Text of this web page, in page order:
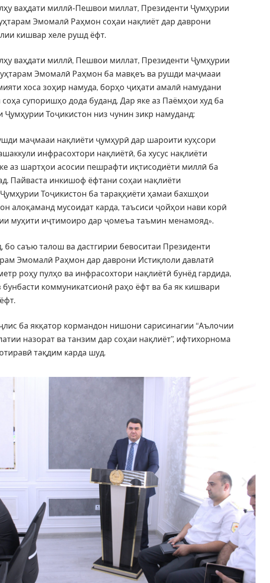
ваҳдати миллӣ-Пешвои миллат, Президенти Ҷумҳурии
Эмомалӣ Раҳмон соҳаи нақлиёт дар даврони
кишвар хеле рушд ёфт.
ваҳдати миллӣ, Пешвои миллат, Президенти Ҷумҳурии
Эмомалӣ Раҳмон ба мавқеъ ва рушди маҷмааи
хоса зоҳир намуда, борҳо ҷиҳати амалӣ намудани
супоришҳо дода буданд. Дар яке аз Паёмҳои худ ба
Тоҷикистон низ чунин зикр намуданд:
маҷмааи нақлиёти ҷумҳурӣ дар шароити куҳсори
инфрасохтори нақлиётӣ, ба хусус нақлиёти
аз шартҳои асосии пешрафти иқтисодиёти миллӣ ба
Пайваста инкишоф ёфтани соҳаи нақлиёти
Тоҷикистон ба тараққиёти ҳамаи бахшҳои
алоқаманд мусоидат карда, таъсиси ҷойҳои нави корӣ
муҳити иҷтимоиро дар ҷомеъа таъмин менамояд».
бо саъю талош ва дастгирии бевоситаи Президенти
Эмомалӣ Раҳмон дар даврони Истиқлоли давлатӣ
роҳу пулҳо ва инфрасохтори нақлиётӣ бунёд гардида,
бунбасти коммуникатсионӣ раҳо ёфт ва ба як кишвари
ба якқатор кормандон нишони сарисинагии “Аълочии
назорат ва танзим дар соҳаи нақлиёт”, ифтихорнома
тақдим карда шуд.